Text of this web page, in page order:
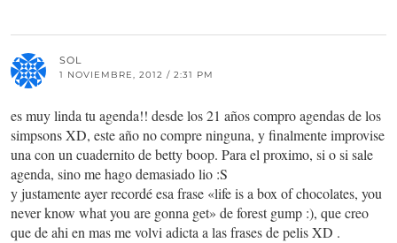
SOL
1 NOVIEMBRE, 2012 / 2:31 PM
es muy linda tu agenda!! desde los 21 años compro agendas de los
simpsons XD, este año no compre ninguna, y finalmente improvise
una con un cuadernito de betty boop. Para el proximo, si o si sale
agenda, sino me hago demasiado lio :S
y justamente ayer recordé esa frase «life is a box of chocolates, you
never know what you are gonna get» de forest gump :), que creo
que de ahi en mas me volvi adicta a las frases de pelis XD .